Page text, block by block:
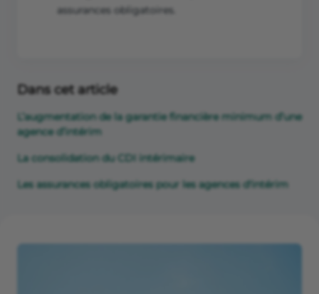
assurances obligatoires.
Dans cet article
L’augmentation de la garantie financière minimum d’une
agence d’intérim
La consolidation du CDI intérimaire
Les assurances obligatoires pour les agences d'intérim